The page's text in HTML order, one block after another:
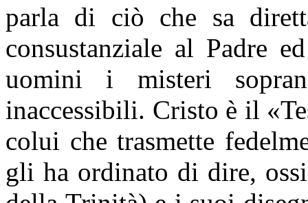
parla di ciò che sa
consustanziale al Padre
uomini i misteri
inaccessibili. Cristo è il
colui che trasmette
gli ha ordinato di dire,